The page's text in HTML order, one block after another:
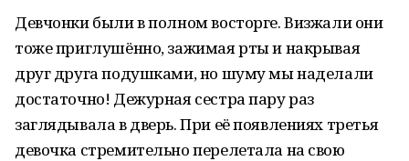
Девчонки были в полном восторге. Визжали они
тоже приглушённо, зажимая рты и накрывая
друг друга подушками, но шуму мы наделали
достаточно! Дежурная сестра пару раз
заглядывала в дверь. При её появлениях третья
девочка стремительно перелетала на свою